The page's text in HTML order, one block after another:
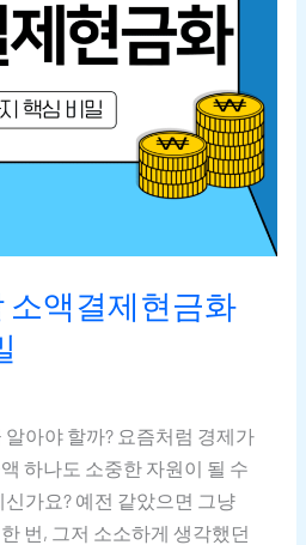
소액결제현금화
아야 할까? 요즘처럼 경제가
하나도 소중한 자원이 될 수
가요? 예전 같았으면 그냥
번, 그저 소소하게 생각했던